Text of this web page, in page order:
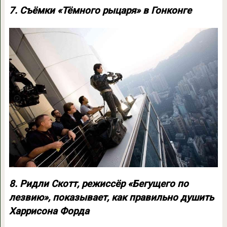
7. Съёмки «Тёмного рыцаря» в Гонконге
8. Ридли Скотт, режиссёр «Бегущего по
лезвию», показывает, как правильно душить
Харрисона Форда